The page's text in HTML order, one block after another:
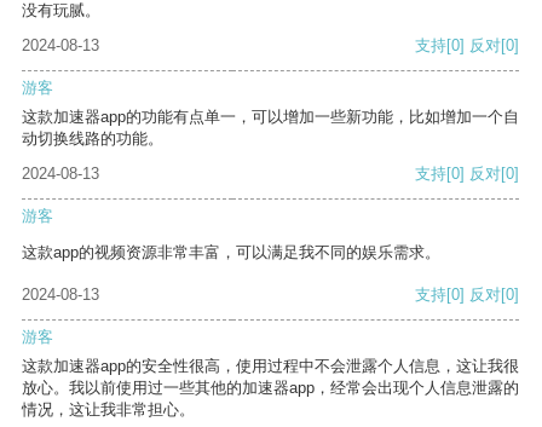
没有玩腻。
2024-08-13
支持[0] 反对[0]
游客
这款加速器app的功能有点单一，可以增加一些新功能，比如增加一个自
动切换线路的功能。
2024-08-13
支持[0] 反对[0]
游客
这款app的视频资源非常丰富，可以满足我不同的娱乐需求。
2024-08-13 支持[0] 反对[0]
游客
这款加速器app的安全性很高，使用过程中不会泄露个人信息，这让我很
放心。我以前使用过一些其他的加速器app，经常会出现个人信息泄露的
情况，这让我非常担心。